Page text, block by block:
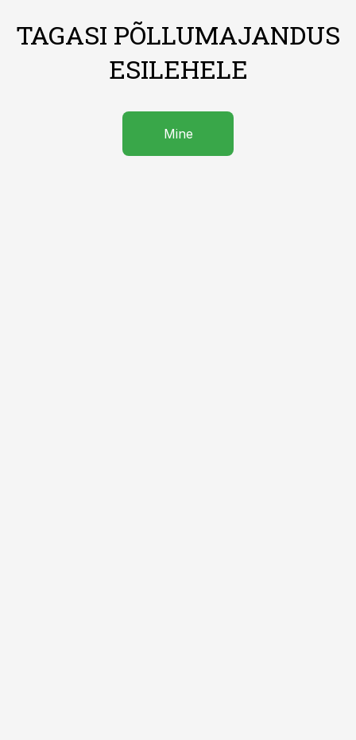
TAGASI PÕLLUMAJANDUS
ESILEHELE
Mine